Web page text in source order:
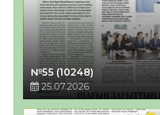
№55 (10248)
25.07.2026